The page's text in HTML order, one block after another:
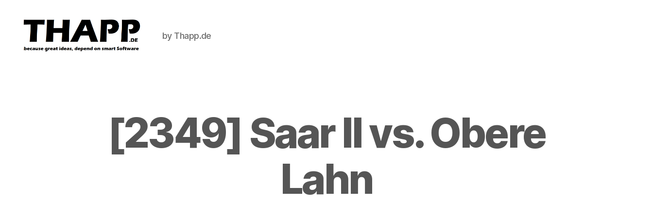
by Thapp.de
[2349] Saar II vs. Obere
Lahn